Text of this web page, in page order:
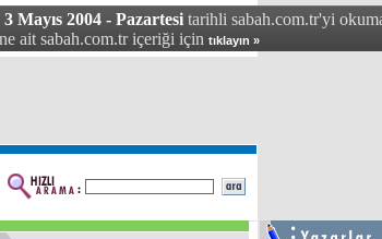
3 Mayıs 2004 - Pazartesi tarihli sabah.com.tr'yi
ait sabah.com.tr içeriği için tıklayın »